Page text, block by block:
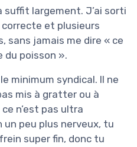
suffit largement. J’ai sorti
et plusieurs
jamais me dire « ce
du poisson ».
minimum syndical. Il ne
mis à gratter ou à
n’est pas ultra
un peu plus nerveux, tu
super fin, donc tu